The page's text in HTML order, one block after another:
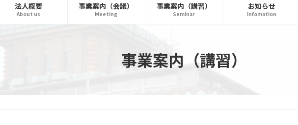
法人概要
About us
事業案内（会議）
Meeting
事業案内（講習）
Seminar
お知らせ
Infomation
事業案内（講習）